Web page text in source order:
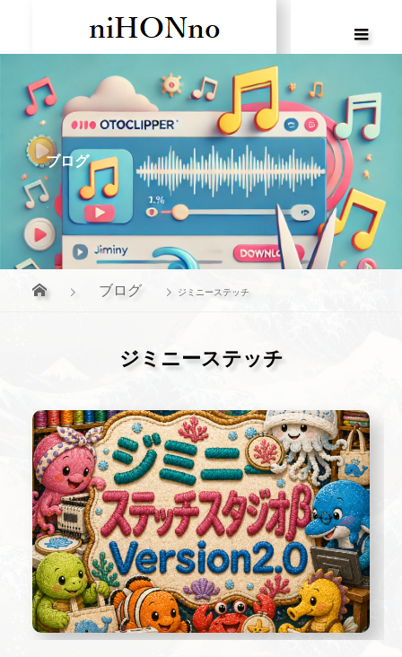
ブログ
ブログ ジミニーステッチ
ジミニーステッチ